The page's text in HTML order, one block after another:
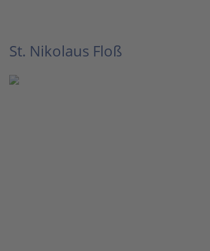
St. Nikolaus Floß